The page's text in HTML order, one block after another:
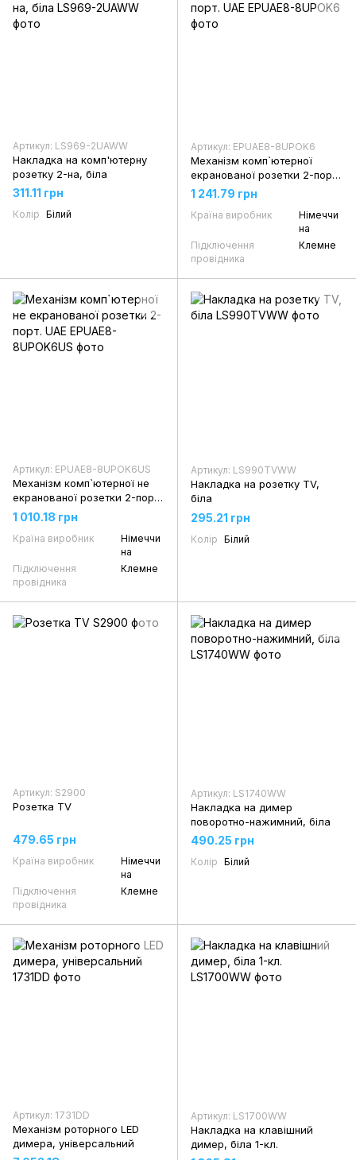
Артикул: LS969-2UAWW
Накладка на комп'ютерну
розетку 2-на, біла
311.11 грн
Колір Білий
Артикул: EPUAE8-8UPOK6
Механізм комп`ютерної
екранованої розетки 2-порт.
UAE
1 241.79 грн
Країна виробник
Німеччи
на
Підключення
провідника
Клемне
Артикул: EPUAE8-8UPOK6US
Механізм комп`ютерної не
екранованої розетки 2-порт.
UAE
1 010.18 грн
Країна виробник
Німеччи
на
Підключення
провідника
Клемне
Артикул: LS990TVWW
Накладка на розетку TV,
біла
295.21 грн
Колір Білий
Артикул: S2900
Розетка TV
479.65 грн
Країна виробник
Німеччи
на
Підключення
провідника
Клемне
Артикул: LS1740WW
Накладка на димер
поворотно-нажимний, біла
490.25 грн
Колір Білий
Артикул: 1731DD
Механізм роторного LED
димера, універсальний
Артикул: LS1700WW
Накладка на клавішний
димер, біла 1-кл.